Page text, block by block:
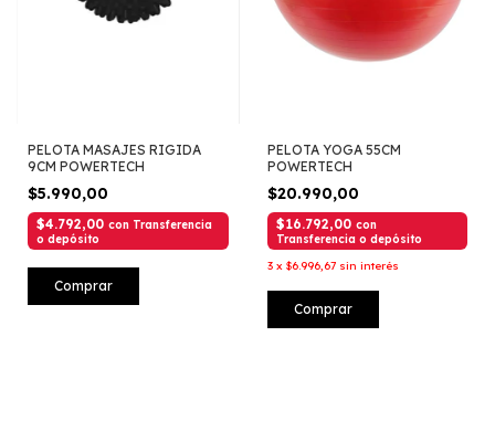
PELOTA MASAJES RIGIDA
9CM POWERTECH
$5.990,00
$4.792,00 con Transferencia
o depósito
Comprar
PELOTA YOGA 55CM
POWERTECH
$20.990,00
$16.792,00 con
Transferencia o depósito
3 x $6.996,67 sin interés
Comprar